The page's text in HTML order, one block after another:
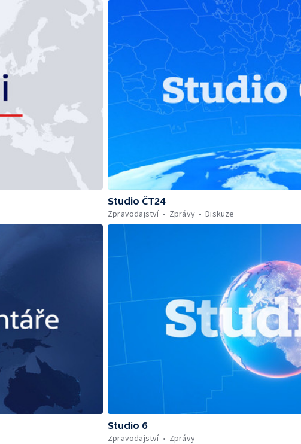
Studio ČT24
Zpravodajství
Zprávy Diskuze
Studio 6
Zpravodajství
Zprávy